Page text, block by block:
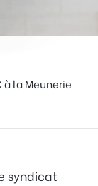
la Meunerie
syndicat